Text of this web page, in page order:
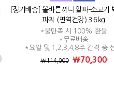
[정기배송] 올바른끼니 알파-소고기
파지 (면역건강) 3.6kg
*불만족 시 100% 환불
*무료배송
*요일 및 1,2,3,4,8주 간격 중
₩114,000 ₩70,300